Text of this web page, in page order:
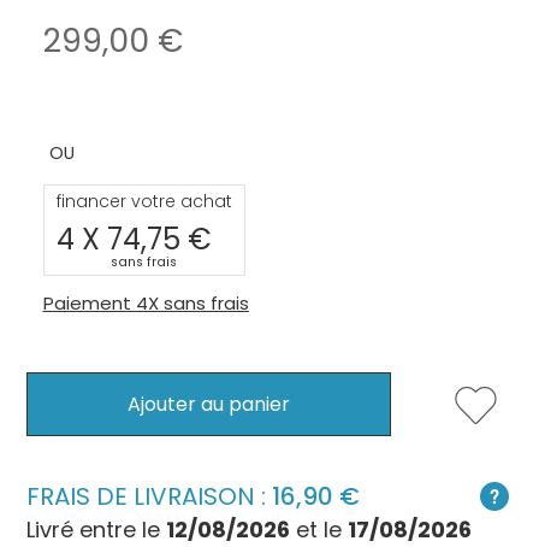
299,00
financer votre achat
4 X 74,75
sans frais
Paiement 4X sans frais
Ajouter au panier
FRAIS DE LIVRAISON : 16,90
Livré entre le 12/08/2026 et le 17/08/2026